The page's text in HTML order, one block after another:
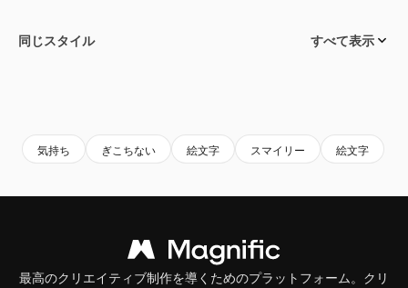
同じスタイル すべて表示
気持ち ぎこちない 絵文字 スマイリー 絵文字
最高のクリエイティブ制作を導くためのプラットフォーム。クリ